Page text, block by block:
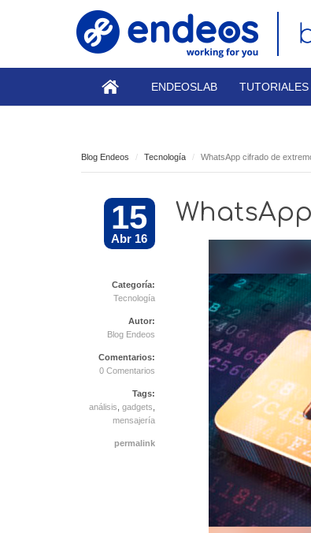
ENDEOSLAB TUTORIALES
Blog Endeos Tecnología WhatsApp cifrado de
15
Abr 16
Categoría:
Tecnología
Autor:
Blog Endeos
Comentarios:
0 Comentarios
Tags:
análisis gadgets
mensajería
permalink